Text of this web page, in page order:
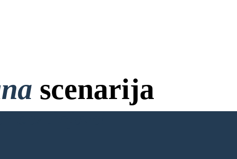
scenarija
i bez Prijave!